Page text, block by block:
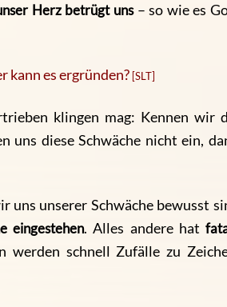
Herz betrügt uns– so wie es
kann es ergründen? [SLT]
klingen mag: Kennen wir
uns diese Schwäche nicht ein,
uns unserer Schwäche bewusst
eingestehen. Alles andere hat
werden schnell Zufälle zu